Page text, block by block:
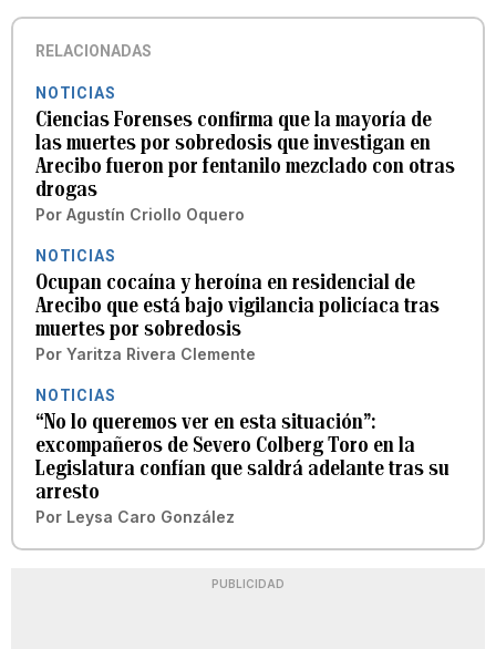
RELACIONADAS
NOTICIAS
Ciencias Forenses confirma que la mayoría de
las muertes por sobredosis que investigan en
Arecibo fueron por fentanilo mezclado con otras
drogas
Por Agustín Criollo Oquero
NOTICIAS
Ocupan cocaína y heroína en residencial de
Arecibo que está bajo vigilancia policíaca tras
muertes por sobredosis
Por Yaritza Rivera Clemente
NOTICIAS
“No lo queremos ver en esta situación”:
excompañeros de Severo Colberg Toro en la
Legislatura confían que saldrá adelante tras su
arresto
Por Leysa Caro González
PUBLICIDAD